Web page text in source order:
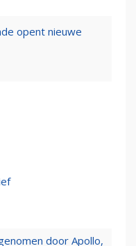
opent nieuwe
door Apollo,